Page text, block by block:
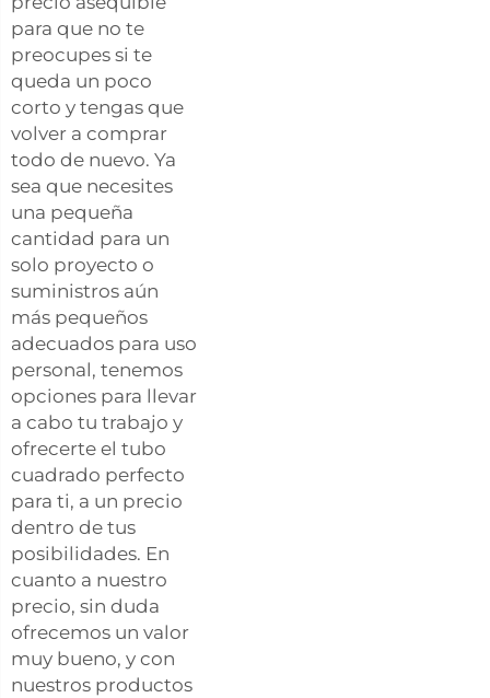
para que no te
preocupes si te
queda un poco
corto y tengas que
volver a comprar
todo de nuevo. Ya
sea que necesites
una pequeña
cantidad para un
solo proyecto o
suministros aún
más pequeños
adecuados para uso
personal, tenemos
opciones para llevar
a cabo tu trabajo y
ofrecerte el tubo
cuadrado perfecto
para ti, a un precio
dentro de tus
posibilidades. En
cuanto a nuestro
precio, sin duda
ofrecemos un valor
muy bueno, y con
nuestros productos